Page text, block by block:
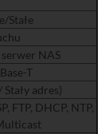
Stałe
NAS
T
adres)
FTP, DHCP, NTP,